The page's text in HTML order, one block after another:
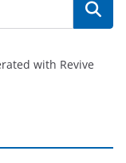
with Revive